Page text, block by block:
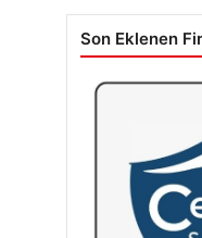
Son Eklenen